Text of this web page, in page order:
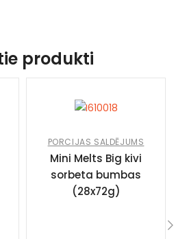
produkti
PORCIJAS SALDĒJUMS
Mini Melts Big kivi
sorbeta bumbas
(28x72g)